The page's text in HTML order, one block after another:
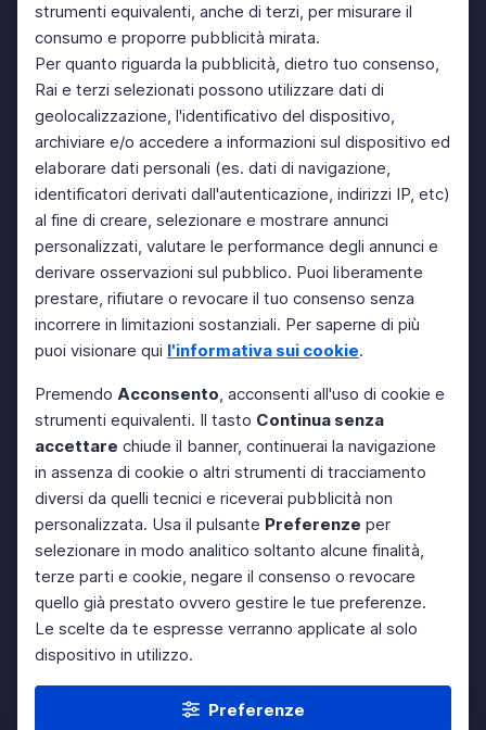
strumenti equivalenti, anche di terzi, per misurare il
consumo e proporre pubblicità mirata.
Per quanto riguarda la pubblicità, dietro tuo consenso,
Rai e terzi selezionati possono utilizzare dati di
geolocalizzazione, l'identificativo del dispositivo,
archiviare e/o accedere a informazioni sul dispositivo ed
elaborare dati personali (es. dati di navigazione,
identificatori derivati dall'autenticazione, indirizzi IP, etc)
al fine di creare, selezionare e mostrare annunci
personalizzati, valutare le performance degli annunci e
derivare osservazioni sul pubblico. Puoi liberamente
prestare, rifiutare o revocare il tuo consenso senza
incorrere in limitazioni sostanziali. Per saperne di più
puoi visionare qui l'informativa sui cookie.
Premendo Acconsento, acconsenti all'uso di cookie e
strumenti equivalenti. Il tasto Continua senza
accettare chiude il banner, continuerai la navigazione
in assenza di cookie o altri strumenti di tracciamento
diversi da quelli tecnici e riceverai pubblicità non
personalizzata. Usa il pulsante Preferenze per
selezionare in modo analitico soltanto alcune finalità,
terze parti e cookie, negare il consenso o revocare
quello già prestato ovvero gestire le tue preferenze.
Le scelte da te espresse verranno applicate al solo
dispositivo in utilizzo.
Preferenze